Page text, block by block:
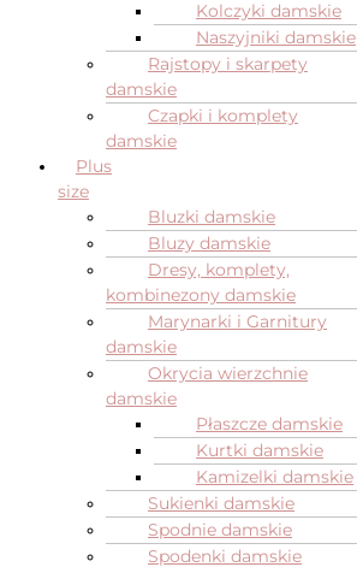
Kolczyki damskie
Naszyjniki damskie
Rajstopy i skarpety
damskie
Czapki i komplety
damskie
Plus
size
Bluzki damskie
Bluzy damskie
Dresy, komplety,
kombinezony damskie
Marynarki i Garnitury
damskie
Okrycia wierzchnie
damskie
Płaszcze damskie
Kurtki damskie
Kamizelki damskie
Sukienki damskie
Spodnie damskie
Spodenki damskie